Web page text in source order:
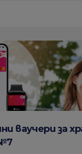
ваучери за